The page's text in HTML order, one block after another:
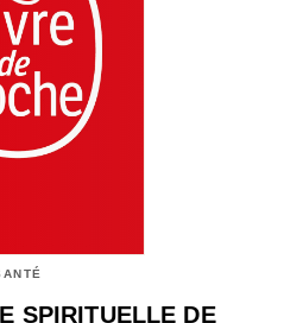
SPIRITUELLE DE